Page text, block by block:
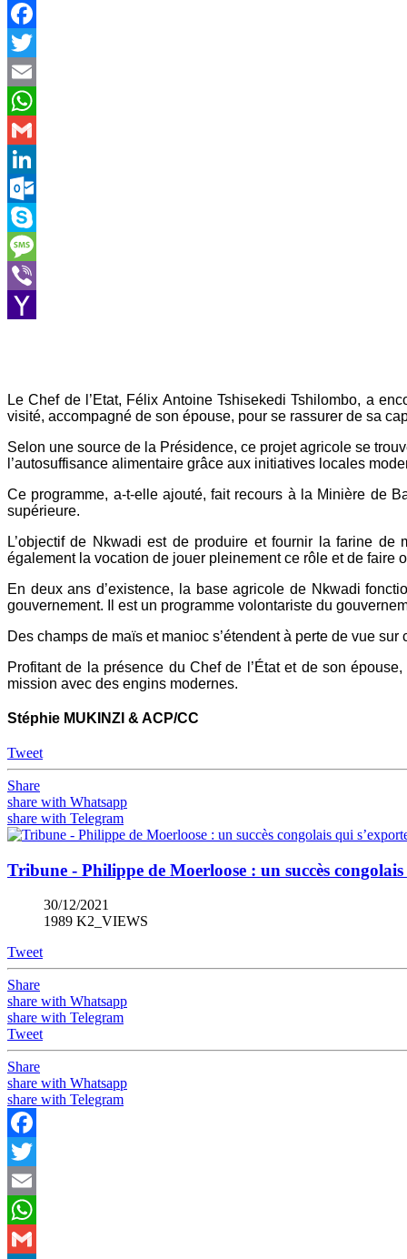
Facebook
Twitter
Email
WhatsApp
Gmail
LinkedIn
Outlook.com
Skype
Message
Viber
Le Chef de l’Etat, Félix Antoine Tshisekedi Tshilombo, a
visité, accompagné de son épouse, pour se rassurer de sa
Selon une source de la Présidence, ce projet agricole se
l’autosuffisance alimentaire grâce aux initiatives locales
Ce programme, a-t-elle ajouté, fait recours à la Minière de
supérieure.
L’objectif de Nkwadi est de produire et fournir la farine
également la vocation de jouer pleinement ce rôle et de faire
En deux ans d’existence, la base agricole de Nkwadi
gouvernement. Il est un programme volontariste du
Des champs de maïs et manioc s’étendent à perte de vue
Profitant de la présence du Chef de l’État et de son
mission avec des engins modernes.
Stéphie MUKINZI & ACP/CC
Tweet
Share
share with Whatsapp
share with Telegram
Tribune - Philippe de Moerloose : un succès
30/12/2021
1989 K2_VIEWS
Tweet
Share
share with Whatsapp
share with Telegram
Tweet
Share
share with Whatsapp
share with Telegram
Facebook
Twitter
Email
WhatsApp